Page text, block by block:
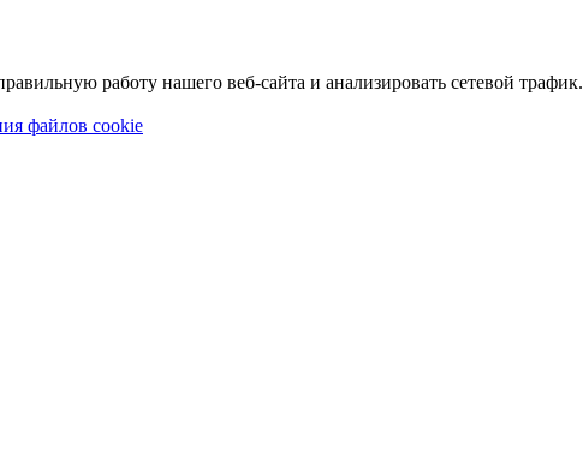
работу нашего веб-сайта и анализировать сетевой трафик.
файлов cookie